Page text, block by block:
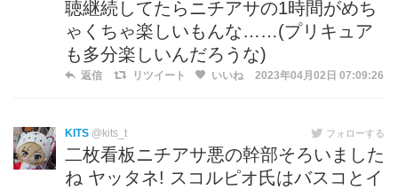
聴継続してたらニチアサの1時間がめち
ゃくちゃ楽しいもんな……(プリキュア
も多分楽しいんだろうな)
返信 リツイート いいね 2023年04月02日 07:09:26
KITS @kits_t フォローする
二枚看板ニチアサ悪の幹部そろいました
ね ヤッタネ! スコルピオ氏はバスコとイ